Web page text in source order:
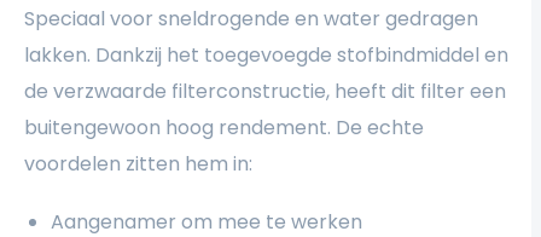
Speciaal voor sneldrogende en water gedragen
lakken. Dankzij het toegevoegde stofbindmiddel en
de verzwaarde filterconstructie, heeft dit filter een
buitengewoon hoog rendement. De echte
voordelen zitten hem in:
Aangenamer om mee te werken